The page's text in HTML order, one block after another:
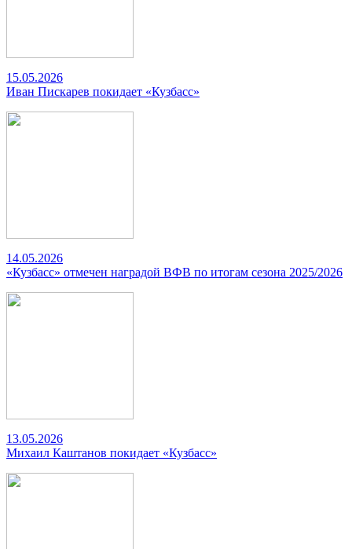
15.05.2026
Иван Пискарев покидает «Кузбасс»
14.05.2026
«Кузбасс» отмечен наградой ВФВ по итогам сезона 2025/2026
13.05.2026
Михаил Каштанов покидает «Кузбасс»